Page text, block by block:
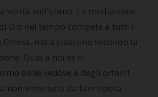
verità sull’uomo. La mediazione
Dio nel tempo compete a tutti i
ma a ciascuno secondo la
Guai a noi se ci
delle vedove e degli orfani!
non viene solo da fare opera